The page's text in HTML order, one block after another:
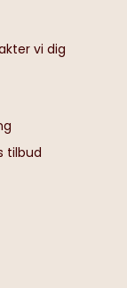
vi dig
tilbud